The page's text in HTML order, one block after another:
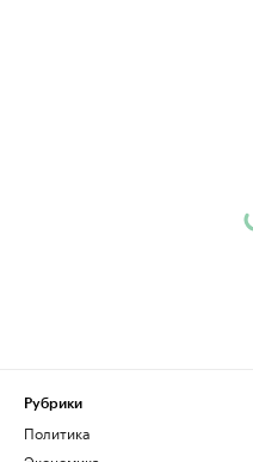
Рубрики
Политика